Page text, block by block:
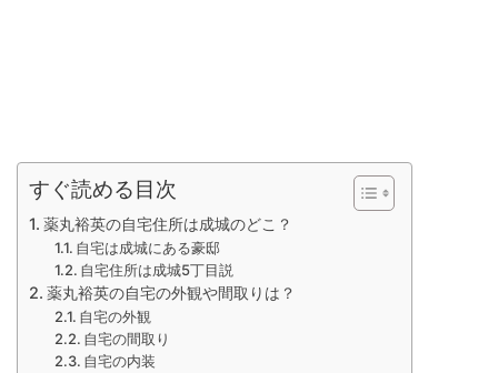
すぐ読める目次
薬丸裕英の自宅住所は成城のどこ？
自宅は成城にある豪邸
自宅住所は成城5丁目説
薬丸裕英の自宅の外観や間取りは？
自宅の外観
自宅の間取り
自宅の内装